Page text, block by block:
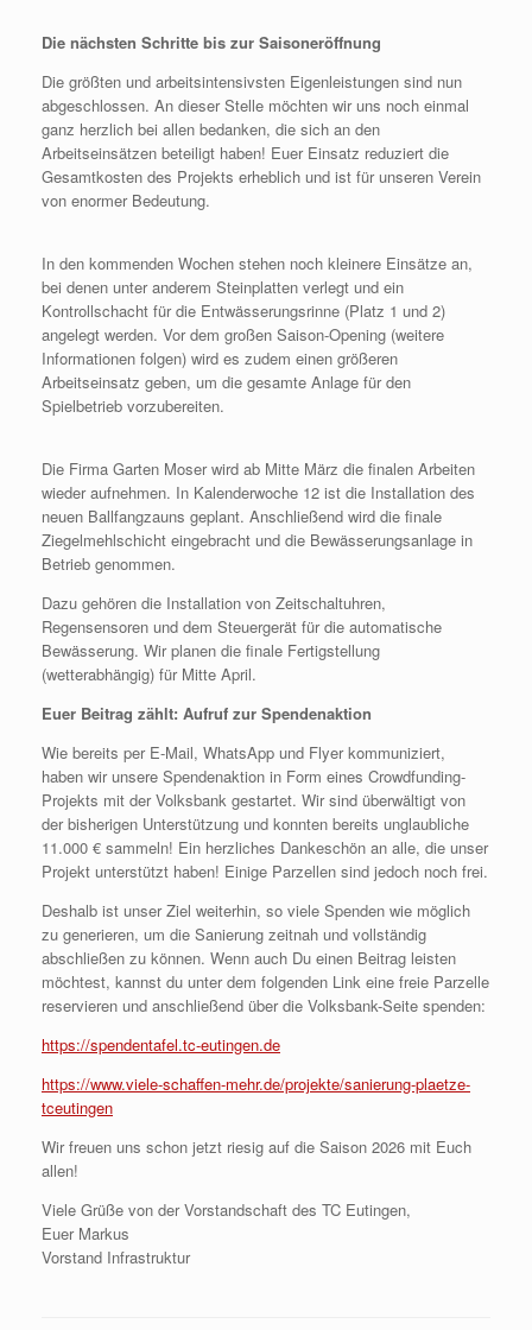
Die nächsten Schritte bis zur Saisoneröffnung
Die größten und arbeitsintensivsten Eigenleistungen sind nun
abgeschlossen. An dieser Stelle möchten wir uns noch einmal
ganz herzlich bei allen bedanken, die sich an den
Arbeitseinsätzen beteiligt haben! Euer Einsatz reduziert die
Gesamtkosten des Projekts erheblich und ist für unseren Verein
von enormer Bedeutung.
In den kommenden Wochen stehen noch kleinere Einsätze an,
bei denen unter anderem Steinplatten verlegt und ein
Kontrollschacht für die Entwässerungsrinne (Platz 1 und 2)
angelegt werden. Vor dem großen Saison-Opening (weitere
Informationen folgen) wird es zudem einen größeren
Arbeitseinsatz geben, um die gesamte Anlage für den
Spielbetrieb vorzubereiten.
Die Firma Garten Moser wird ab Mitte März die finalen Arbeiten
wieder aufnehmen. In Kalenderwoche 12 ist die Installation des
neuen Ballfangzauns geplant. Anschließend wird die finale
Ziegelmehlschicht eingebracht und die Bewässerungsanlage in
Betrieb genommen.
Dazu gehören die Installation von Zeitschaltuhren,
Regensensoren und dem Steuergerät für die automatische
Bewässerung. Wir planen die finale Fertigstellung
(wetterabhängig) für Mitte April.
Euer Beitrag zählt: Aufruf zur Spendenaktion
Wie bereits per E-Mail, WhatsApp und Flyer kommuniziert,
haben wir unsere Spendenaktion in Form eines Crowdfunding-
Projekts mit der Volksbank gestartet. Wir sind überwältigt von
der bisherigen Unterstützung und konnten bereits unglaubliche
11.000 € sammeln! Ein herzliches Dankeschön an alle, die unser
Projekt unterstützt haben! Einige Parzellen sind jedoch noch frei.
Deshalb ist unser Ziel weiterhin, so viele Spenden wie möglich
zu generieren, um die Sanierung zeitnah und vollständig
abschließen zu können. Wenn auch Du einen Beitrag leisten
möchtest, kannst du unter dem folgenden Link eine freie Parzelle
reservieren und anschließend über die Volksbank-Seite spenden:
https://spendentafel.tc-eutingen.de
https://www.viele-schaffen-mehr.de/projekte/sanierung-plaetze-
tceutingen
Wir freuen uns schon jetzt riesig auf die Saison 2026 mit Euch
allen!
Viele Grüße von der Vorstandschaft des TC Eutingen,
Euer Markus
Vorstand Infrastruktur